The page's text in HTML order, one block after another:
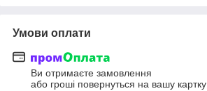
Умови оплати
Ви отримаєте замовлення
або гроші повернуться на вашу картку